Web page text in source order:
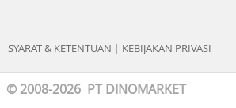
SYARAT & KETENTUAN | KEBIJAKAN PRIVASI
© 2008-2026 PT DINOMARKET